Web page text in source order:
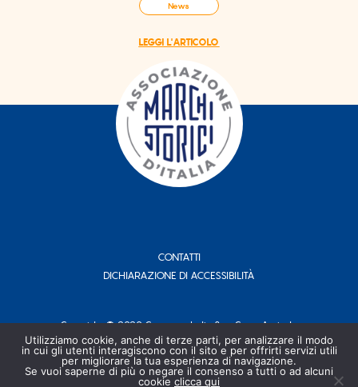
News
LEGGI L'ARTICOLO
CONTATTI
DICHIARAZIONE DI ACCESSIBILITÀ
Copyright © 2020 Conserve Italia Soc. Coop. Agricola.
P. IVA 00708311204 - Tutti i Diritti Riservati
CREDITS PRIVACY POLICY COOKIES
Utilizziamo cookie, anche di terze parti, per analizzare il modo
in cui gli utenti interagiscono con il sito e per offrirti servizi utili
per migliorare la tua esperienza di navigazione.
Se vuoi saperne di più o negare il consenso a tutti o ad alcuni
cookie clicca qui